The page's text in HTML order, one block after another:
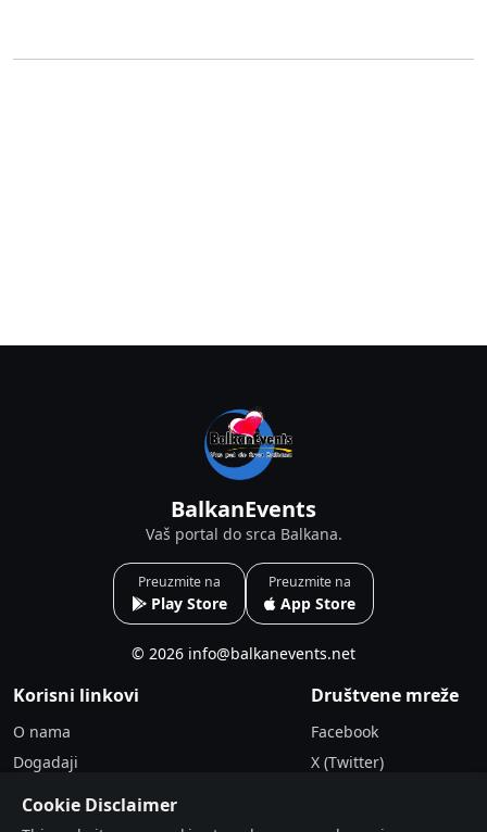
BalkanEvents
Vaš portal do srca Balkana.
Preuzmite na
Play Store
Preuzmite na
App Store
© 2026 info@balkanevents.net
Korisni linkovi
O nama
Dogadaji
Društvene mreže
Facebook
X (Twitter)
Cookie Disclaimer